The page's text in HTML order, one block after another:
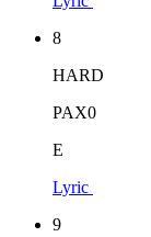
8
HARD
PAX0
E
Lyric
9